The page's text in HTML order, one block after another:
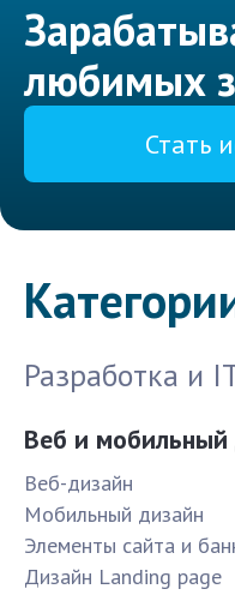
любимых
Стать
Разработка и
Веб и мобильный
Веб-дизайн
Мобильный дизайн
Элементы сайта и
Дизайн Landing page